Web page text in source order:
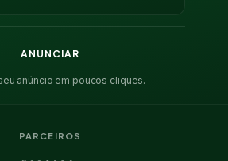
ANUNCIAR
anúncio em poucos cliques.
PARCEIROS